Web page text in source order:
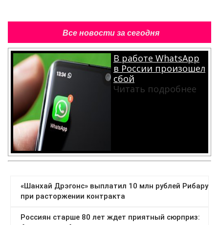
Все новости за сегодня
В работе WhatsApp
в России произошел
сбой
Читать подробнее